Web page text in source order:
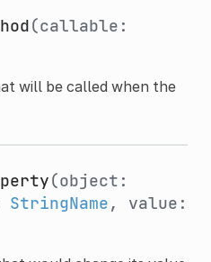
(callable:
will be called when the
(object:
StringName, value: